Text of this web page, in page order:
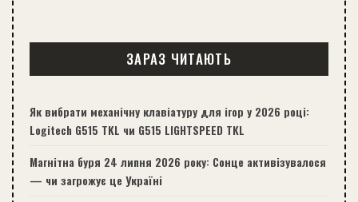
ЗАРАЗ ЧИТАЮТЬ
Як вибрати механічну клавіатуру для ігор у 2026 році:
Logitech G515 TKL чи G515 LIGHTSPEED TKL
Магнітна буря 24 липня 2026 року: Сонце активізувалося
— чи загрожує це Україні